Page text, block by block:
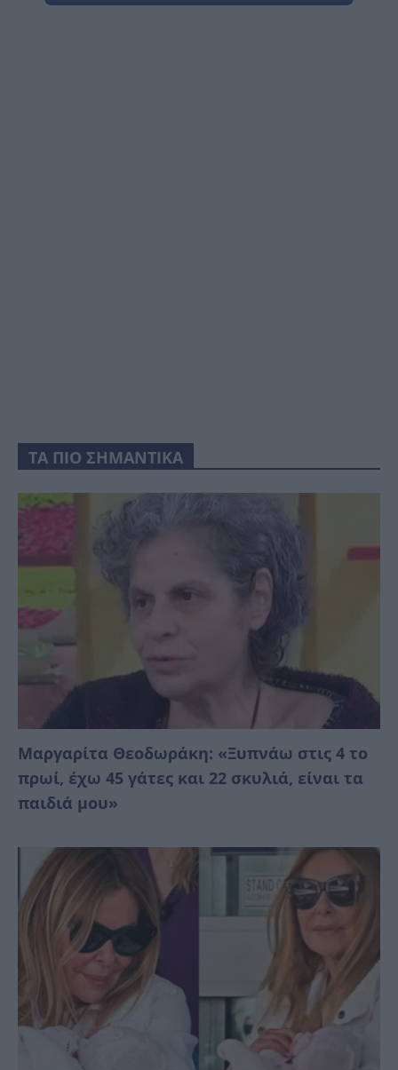
ΤΑ ΠΙΟ ΣΗΜΑΝΤΙΚΑ
Μαργαρίτα Θεοδωράκη: «Ξυπνάω στις 4 το
πρωί, έχω 45 γάτες και 22 σκυλιά, είναι τα
παιδιά μου»